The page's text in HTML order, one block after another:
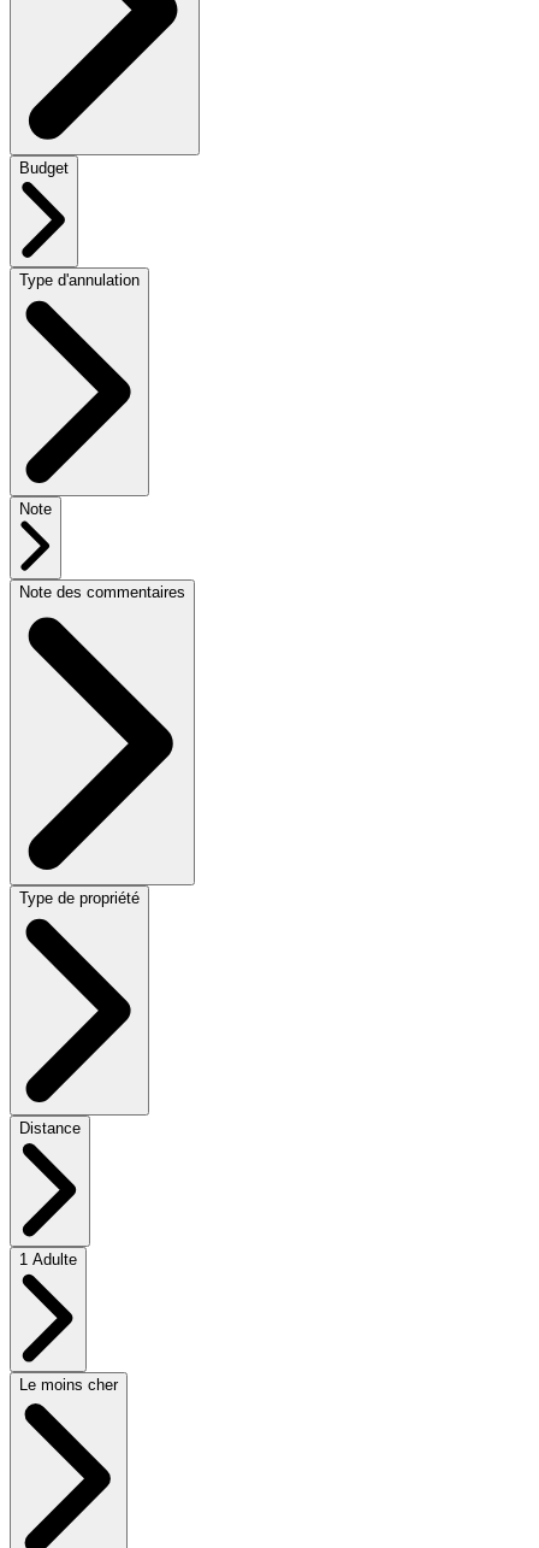
Budget
Type d'annulation
Note
Note des commentaires
Type de propriété
Distance
1 Adulte
Le moins cher